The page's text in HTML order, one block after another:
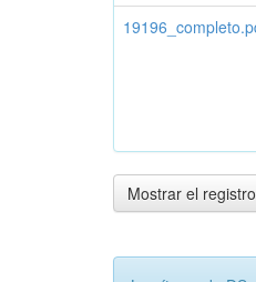
Mostrar el